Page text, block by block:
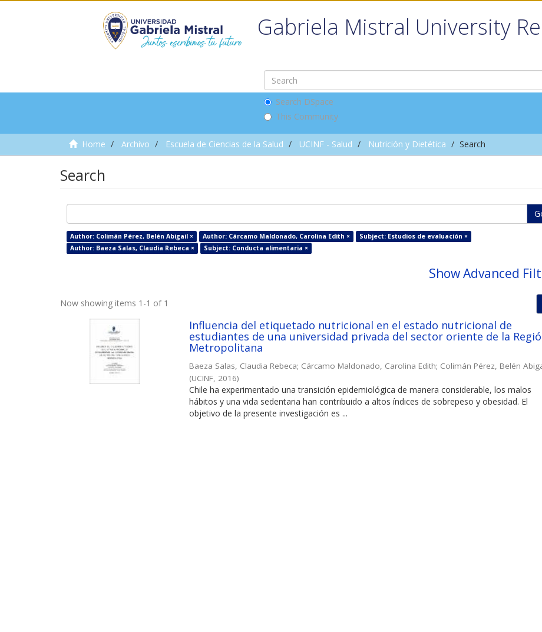
Gabriela Mistral University
Search DSpace
This Community
Home Archivo Escuela de Ciencias de la Salud UCINF - Salud Nutrición y Dietética Search
Search
Author: Colimán Pérez, Belén Abigail × Author: Cárcamo Maldonado, Carolina Edith ×
Subject: Estudios de evaluación ×
Author: Baeza Salas, Claudia Rebeca ×
Subject: Conducta alimentaria ×
Show Advanced
Now showing items 1-1 of 1
Influencia del etiquetado nutricional en el estado nutricional de
estudiantes de una universidad privada del sector oriente de la
Metropolitana
Baeza Salas, Claudia Rebeca; Cárcamo Maldonado, Carolina Edith; Colimán Pérez, Belén
(UCINF 2016)
Chile ha experimentado una transición epidemiológica de manera considerable, los malos
hábitos y una vida sedentaria han contribuido a altos índices de sobrepeso y obesidad. El
objetivo de la presente investigación es ...